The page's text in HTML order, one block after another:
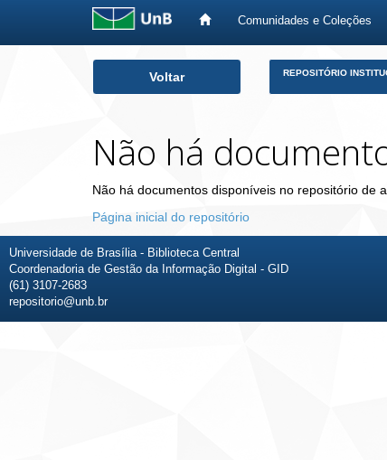
Comunidades e Coleções
Voltar REPOSITÓRIO
Não há
Não há documentos disponíveis no repositório de
Página inicial do repositório
Universidade de Brasília - Biblioteca Central
Coordenadoria de Gestão da Informação Digital - GID
(61) 3107-2683
repositorio@unb.br